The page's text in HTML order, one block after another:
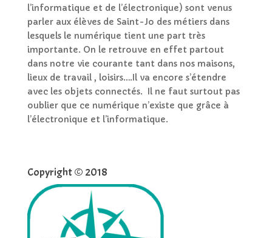
l’informatique et de l’électronique) sont venus
parler aux élèves de Saint-Jo des métiers dans
lesquels le numérique tient une part très
importante. On le retrouve en effet partout
dans notre vie courante tant dans nos maisons,
lieux de travail , loisirs….Il va encore s’étendre
avec les objets connectés. Il ne faut surtout pas
oublier que ce numérique n’existe que grâce à
l’électronique et l’informatique.
Copyright © 2018